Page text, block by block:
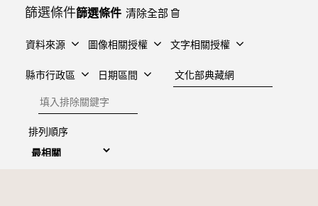
篩選條件
清除全部
資料來源 圖像相關授權 文字相關授權
縣市行政區 日期區間
建檔單位
排除關鍵字
排列順序